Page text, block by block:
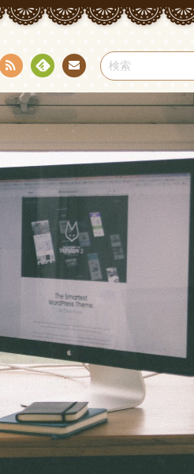
RSS Fee
dly
い合
わせ